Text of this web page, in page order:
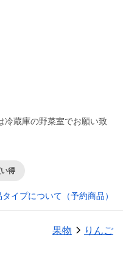
冷蔵庫の野菜室でお願い致
得
タイプについて（予約商品）
果物 りんご